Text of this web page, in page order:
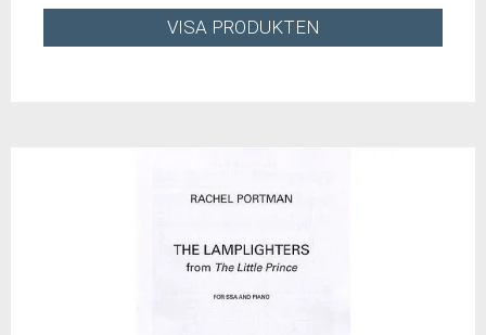
VISA PRODUKTEN